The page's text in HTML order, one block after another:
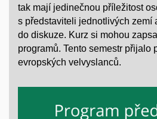
tak mají jedinečnou příležitost
s představiteli jednotlivých zemí
do diskuze. Kurz si mohou
programů. Tento semestr přijalo
evropských velvyslanců.